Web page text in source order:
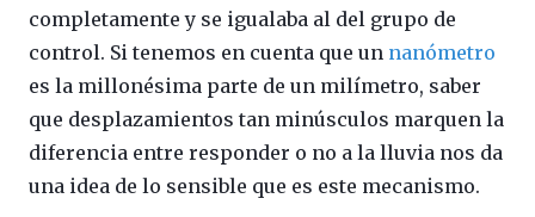
completamente y se igualaba al del grupo de
control. Si tenemos en cuenta que un nanómetro
es la millonésima parte de un milímetro, saber
que desplazamientos tan minúsculos marquen la
diferencia entre responder o no a la lluvia nos da
una idea de lo sensible que es este mecanismo.